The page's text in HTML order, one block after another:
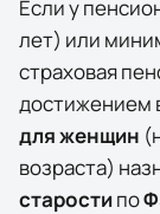
Если у
лет) или
страховая
достижением
для женщин
возраста)
старостипо